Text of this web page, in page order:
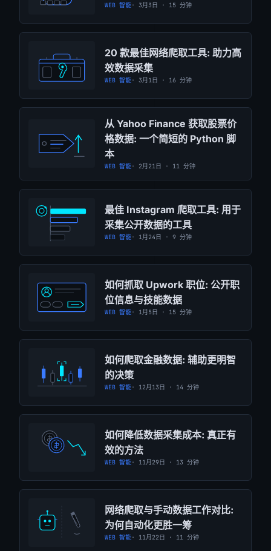
WEB 智能· 3月3日 · 15 分钟
20 款最佳网络爬取工具: 助力高
效数据采集
WEB 智能· 3月1日 · 16 分钟
从 Yahoo Finance 获取股票价
格数据: 一个简短的 Python 脚
本
WEB 智能· 2月21日 · 11 分钟
最佳 Instagram 爬取工具: 用于
采集公开数据的工具
WEB 智能· 1月24日 · 9 分钟
如何抓取 Upwork 职位: 公开职
位信息与技能数据
WEB 智能· 1月5日 · 15 分钟
如何爬取金融数据: 辅助更明智
的决策
WEB 智能· 12月13日 · 14 分钟
如何降低数据采集成本: 真正有
效的方法
WEB 智能· 11月29日 · 13 分钟
网络爬取与手动数据工作对比:
为何自动化更胜一筹
WEB 智能· 11月22日 · 11 分钟